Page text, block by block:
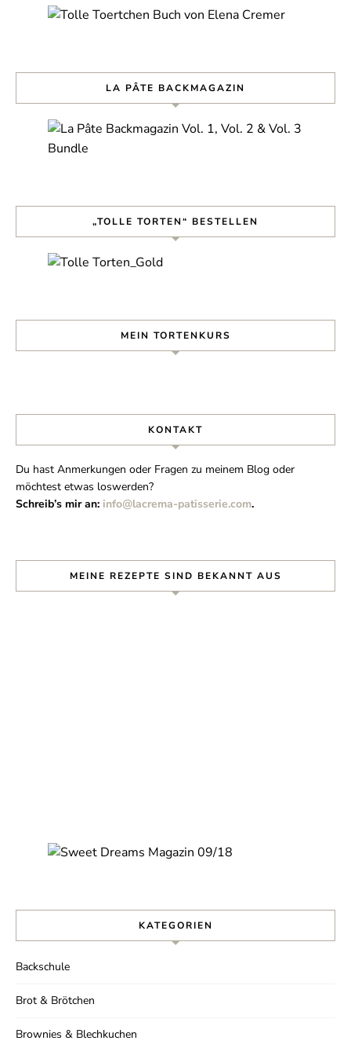
LA PÂTE BACKMAGAZIN
„TOLLE TORTEN“ BESTELLEN
MEIN TORTENKURS
KONTAKT
Du hast Anmerkungen oder Fragen zu meinem Blog oder
möchtest etwas loswerden?
Schreib’s mir an: info@lacrema-patisserie.com.
MEINE REZEPTE SIND BEKANNT AUS
KATEGORIEN
Backschule
Brot & Brötchen
Brownies & Blechkuchen
Nie wieder ein Rezept